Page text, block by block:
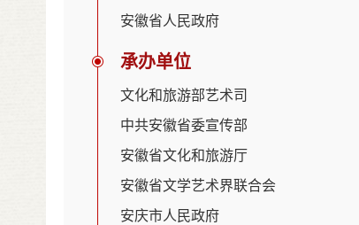
安徽省人民政府
承办单位
文化和旅游部艺术司
中共安徽省委宣传部
安徽省文化和旅游厅
安徽省文学艺术界联合会
安庆市人民政府